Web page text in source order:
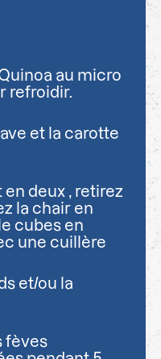
au micro
refroidir.
et la carotte
en deux , retirez
la chair en
cubes en
une cuillère
et/ou la
fèves